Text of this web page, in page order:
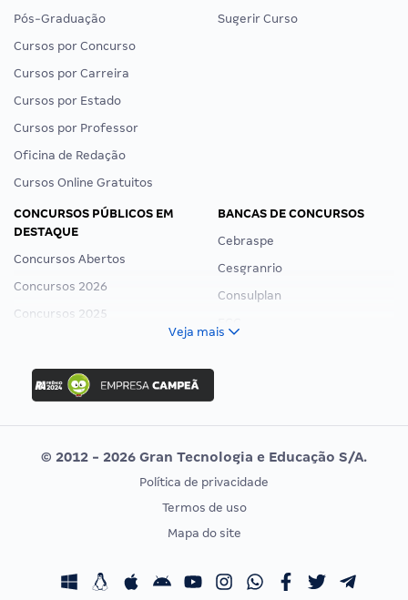
Pós-Graduação
Cursos por Concurso
Cursos por Carreira
Cursos por Estado
Cursos por Professor
Oficina de Redação
Cursos Online Gratuitos
Sugerir Curso
CONCURSOS PÚBLICOS EM
DESTAQUE
Concursos Abertos
Concursos 2026
Concursos 2025
Concurso Ibama
Concurso MPU
Editais publicados
BANCAS DE CONCURSOS
Cebraspe
Cesgranrio
Consulplan
Vunesp
CONCURSOS POR PROFISSÃO
Concursos Fiscais
EXAME DE ORDEM
Calendário OAB
Veja mais
© 2012 - 2026 Gran Tecnologia e Educação S/A.
Política de privacidade
Termos de uso
Mapa do site